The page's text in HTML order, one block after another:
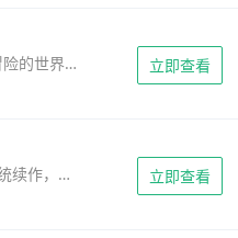
这是一个充满浪漫和冒险的世界。 你小时候祖母告诉你的古老传说变成了一个新的故事，在冒险家的眼前展开 立即查看
该作是《战神3》的正统续作，官方正式名称为“God of War”，并没有数字序号，也代表了该系列在原作基础上的重启。 很久以前，因为希腊神话中的战神阿瑞斯的策略，奎托斯（Kratos）失去了最爱的家人。愤怒的奎托斯开…… 立即查看